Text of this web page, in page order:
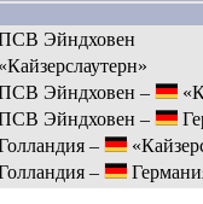
Эйндховен
Эйндховен –
Эйндховен –
–
–